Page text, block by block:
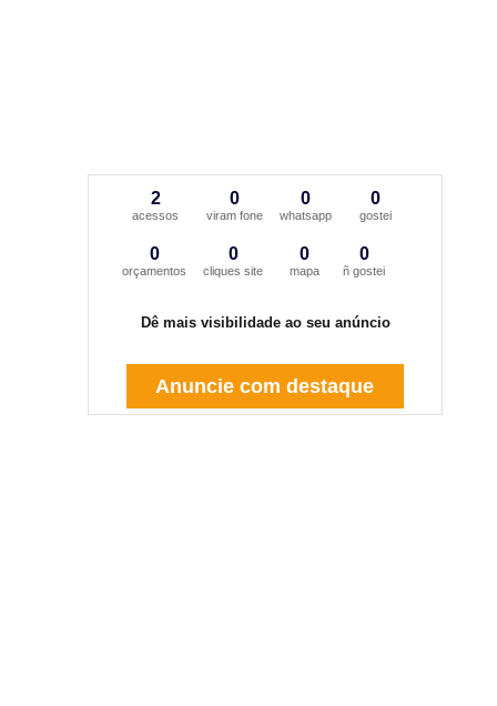
2
acessos
0
viram fone
0
whatsapp
0
gostei
0
orçamentos
0
cliques site
0
mapa
0
ñ gostei
Dê mais visibilidade ao seu anúncio
Anuncie com destaque